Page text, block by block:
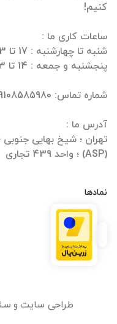
تهران ؛ شیخ بهایی جنوبی
(ASP) ؛ واحد 439 تجاری
نمادها
طراحی سایت و